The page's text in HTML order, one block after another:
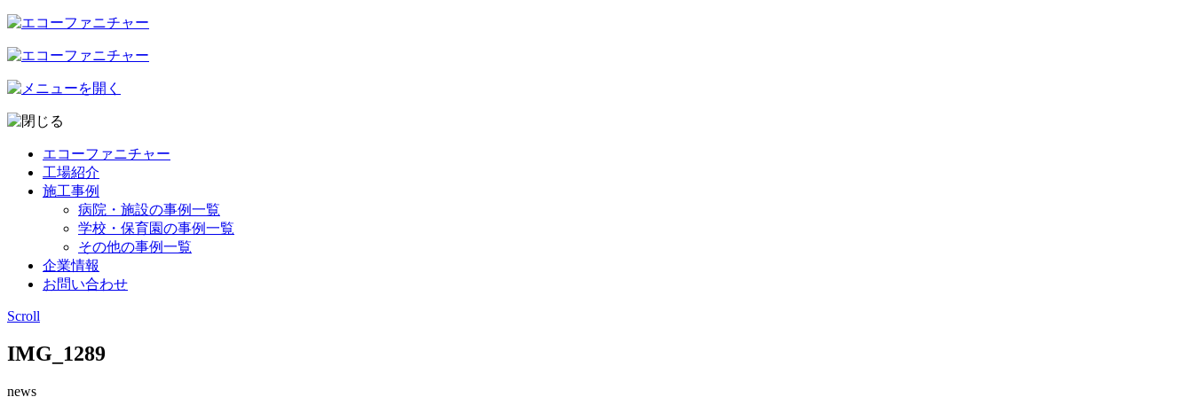
エコーファニチャー
工場紹介
施工事例
病院・施設の事例一覧
学校・保育園の事例一覧
その他の事例一覧
企業情報
お問い合わせ
Scroll
IMG_1289
news